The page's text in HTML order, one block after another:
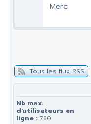
Merci
Tous les flux RSS
Nb max.
d'utilisateurs en
ligne : 780